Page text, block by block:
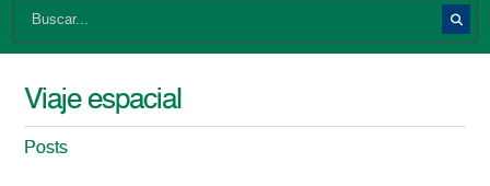
Viaje espacial
Posts